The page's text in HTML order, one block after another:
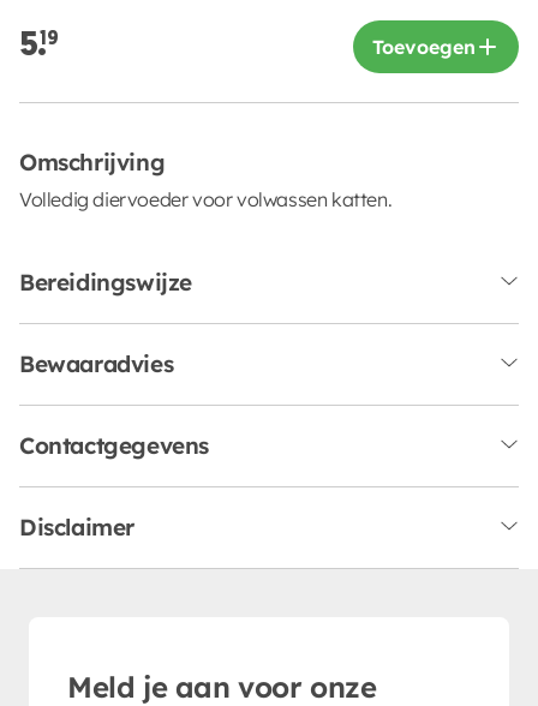
5.19 Toevoegen
Omschrijving
Volledig diervoeder voor volwassen katten.
Bereidingswijze
Bewaaradvies
Contactgegevens
Disclaimer
Meld je aan voor onze